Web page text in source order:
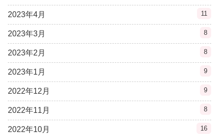
2023年4月 11
2023年3月 8
2023年2月 8
2023年1月 9
2022年12月 9
2022年11月 8
2022年10月 16